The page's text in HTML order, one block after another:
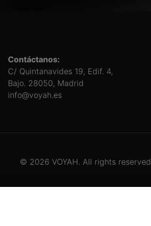
Contáctanos:
C/ Quintanavides 19, Edif. 4,
Bajo. 28050, Madrid
info@voyah.es
© 2026 VOYAH. All rights reserved